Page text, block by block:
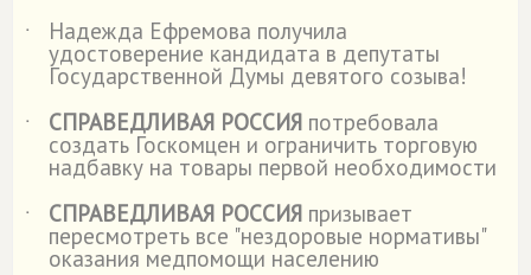
˙
Надежда Ефремова получила
удостоверение кандидата в депутаты
Государственной Думы девятого созыва!
˙
СПРАВЕДЛИВАЯ РОССИЯ потребовала
создать Госкомцен и ограничить торговую
надбавку на товары первой необходимости
˙
СПРАВЕДЛИВАЯ РОССИЯ призывает
пересмотреть все "нездоровые нормативы"
оказания медпомощи населению